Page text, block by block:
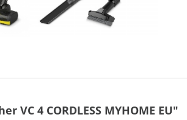
4 CORDLESS MYHOME EU"